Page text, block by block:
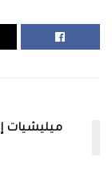
ميليشيات